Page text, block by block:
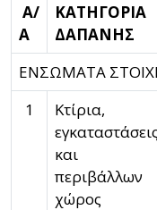
Α/
Α
ΚΑΤΗΓΟΡΙΑ
ΔΑΠΑΝΗΣ
ΕΝΣΩΜΑΤΑ
1
Κτίρια,
εγκαταστάσεις
και
περιβάλλων
χώρος